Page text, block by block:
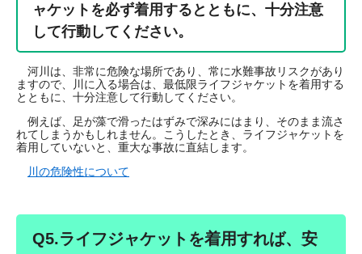
ャケットを必ず着用するとともに、十分注意
して行動してください。
河川は、非常に危険な場所であり、常に水難事故リスクがあり
ますので、川に入る場合は、最低限ライフジャケットを着用する
とともに、十分注意して行動してください。
例えば、足が藻で滑ったはずみで深みにはまり、そのまま流さ
れてしまうかもしれません。こうしたとき、ライフジャケットを
着用していないと、重大な事故に直結します。
川の危険性について
Q5.ライフジャケットを着用すれば、安